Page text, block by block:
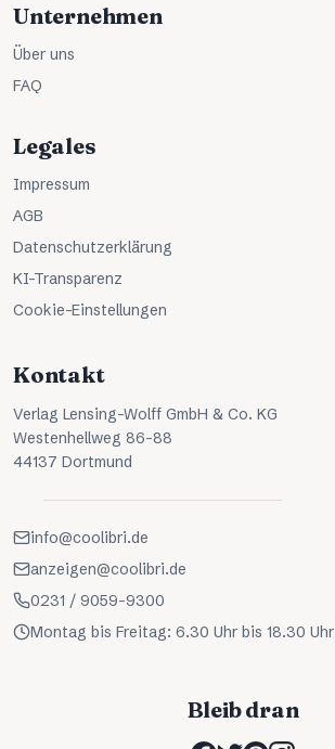
Unternehmen
Über uns
FAQ
Legales
Impressum
AGB
Datenschutzerklärung
KI-Transparenz
Cookie-Einstellungen
Kontakt
Verlag Lensing-Wolff GmbH & Co. KG
Westenhellweg 86-88
44137 Dortmund
info@coolibri.de
anzeigen@coolibri.de
0231 / 9059-9300
Montag bis Freitag: 6.30 Uhr bis 18.30 Uhr
Bleib dran